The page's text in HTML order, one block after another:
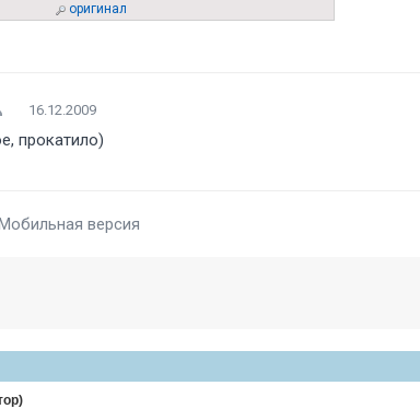
оригинал
16.12.2009
прокатило)
версия